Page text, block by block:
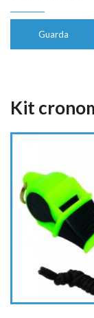
Guarda
Kit